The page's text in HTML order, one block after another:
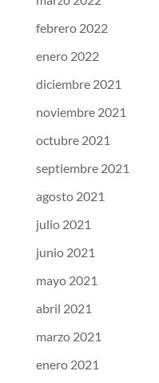
febrero 2022
enero 2022
diciembre 2021
noviembre 2021
octubre 2021
septiembre 2021
agosto 2021
julio 2021
junio 2021
mayo 2021
abril 2021
marzo 2021
enero 2021